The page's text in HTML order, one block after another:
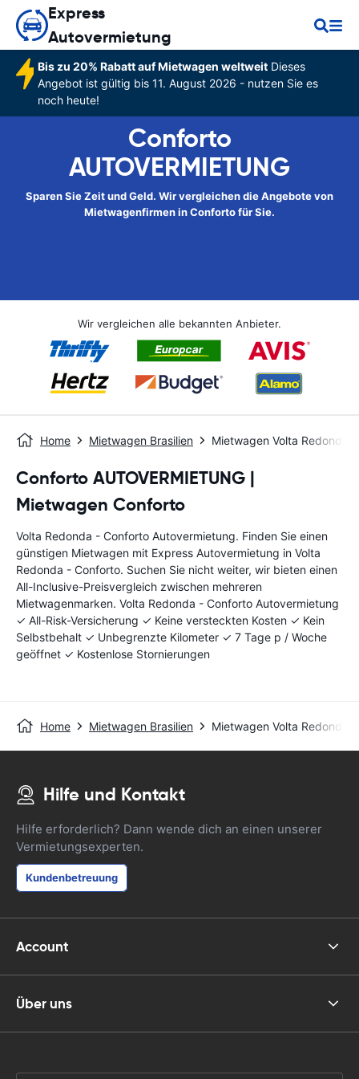
Express
Autovermietung
Bis zu 20% Rabatt auf Mietwagen weltweitDieses
Angebot ist gültig bis 11. August 2026 - nutzen Sie es
noch heute!
Conforto
AUTOVERMIETUNG
Sparen Sie Zeit und Geld. Wir vergleichen die Angebote von
Mietwagenfirmen in Conforto für Sie.
Wir vergleichen alle bekannten Anbieter.
Home Mietwagen Brasilien Mietwagen Volta Redonda
Conforto AUTOVERMIETUNG |
Mietwagen Conforto
Volta Redonda - Conforto Autovermietung. Finden Sie einen
günstigen Mietwagen mit Express Autovermietung in Volta
Redonda - Conforto. Suchen Sie nicht weiter, wir bieten einen
All-Inclusive-Preisvergleich zwischen mehreren
Mietwagenmarken. Volta Redonda - Conforto Autovermietung
✓ All-Risk-Versicherung ✓ Keine versteckten Kosten ✓ Kein
Selbstbehalt ✓ Unbegrenzte Kilometer ✓ 7 Tage p / Woche
geöffnet ✓ Kostenlose Stornierungen
Home Mietwagen Brasilien Mietwagen Volta Redonda
Hilfe und Kontakt
Hilfe erforderlich? Dann wende dich an einen unserer
Vermietungsexperten.
Kundenbetreuung
Account
Über uns